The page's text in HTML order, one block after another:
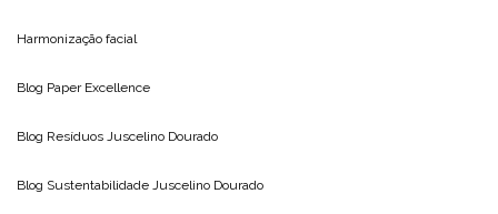
Harmonização facial
Blog Paper Excellence
Blog Resíduos Juscelino Dourado
Blog Sustentabilidade Juscelino Dourado